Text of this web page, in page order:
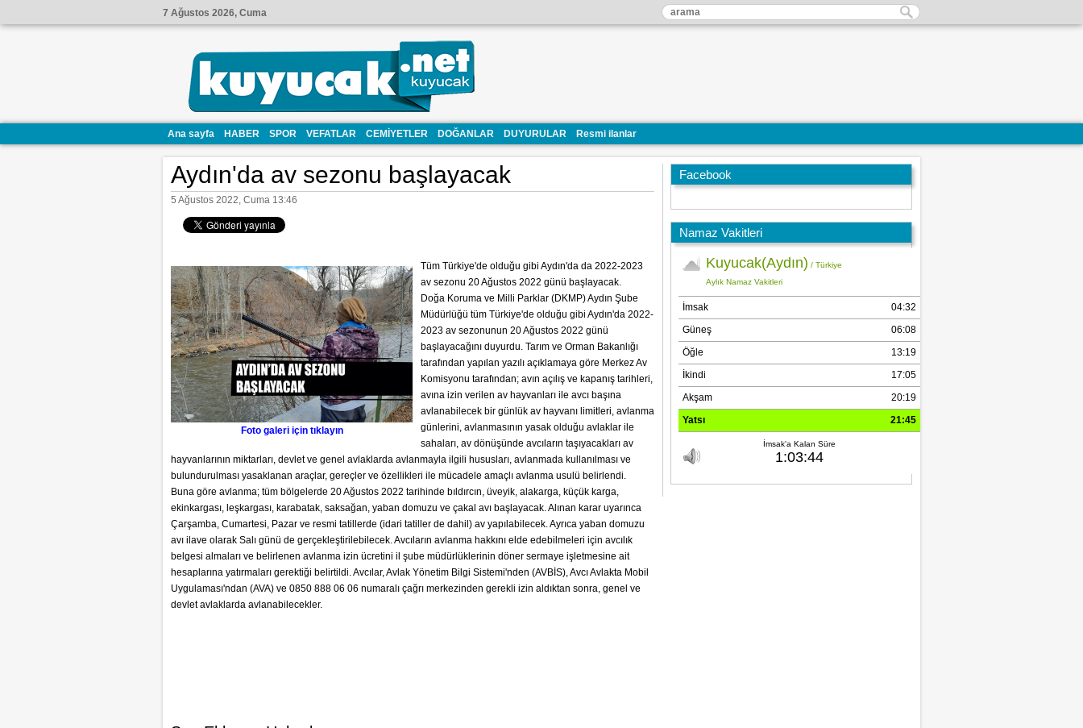
7 Ağustos 2026, Cuma
Ana sayfa HABER SPOR VEFATLAR CEMİYETLER DOĞANLAR DUYURULAR Resmi ilanlar
Facebook
Namaz Vakitleri
Aydın'da av sezonu başlayacak
5 Ağustos 2022, Cuma 13:46
Foto galeri için tıklayın
Tüm Türkiye'de olduğu gibi Aydın'da da 2022-2023
av sezonu 20 Ağustos 2022 günü başlayacak.
Doğa Koruma ve Milli Parklar (DKMP) Aydın Şube
Müdürlüğü tüm Türkiye'de olduğu gibi Aydın'da 2022-
2023 av sezonunun 20 Ağustos 2022 günü
başlayacağını duyurdu. Tarım ve Orman Bakanlığı
tarafından yapılan yazılı açıklamaya göre Merkez Av
Komisyonu tarafından; avın açılış ve kapanış tarihleri,
avına izin verilen av hayvanları ile avcı başına
avlanabilecek bir günlük av hayvanı limitleri, avlanma
günlerini, avlanmasının yasak olduğu avlaklar ile
sahaları, av dönüşünde avcıların taşıyacakları av
hayvanlarının miktarları, devlet ve genel avlaklarda avlanmayla ilgili hususları, avlanmada kullanılması ve
bulundurulması yasaklanan araçlar, gereçler ve özellikleri ile mücadele amaçlı avlanma usulü belirlendi.
Buna göre avlanma; tüm bölgelerde 20 Ağustos 2022 tarihinde bıldırcın, üveyik, alakarga, küçük karga,
ekinkargası, leşkargası, karabatak, saksağan, yaban domuzu ve çakal avı başlayacak. Alınan karar uyarınca
Çarşamba, Cumartesi, Pazar ve resmi tatillerde (idari tatiller de dahil) av yapılabilecek. Ayrıca yaban domuzu
avı ilave olarak Salı günü de gerçekleştirilebilecek. Avcıların avlanma hakkını elde edebilmeleri için avcılık
belgesi almaları ve belirlenen avlanma izin ücretini il şube müdürlüklerinin döner sermaye işletmesine ait
hesaplarına yatırmaları gerektiği belirtildi. Avcılar, Avlak Yönetim Bilgi Sistemi'nden (AVBİS), Avcı Avlakta Mobil
Uygulaması'ndan (AVA) ve 0850 888 06 06 numaralı çağrı merkezinden gerekli izin aldıktan sonra, genel ve
devlet avlaklarda avlanabilecekler.